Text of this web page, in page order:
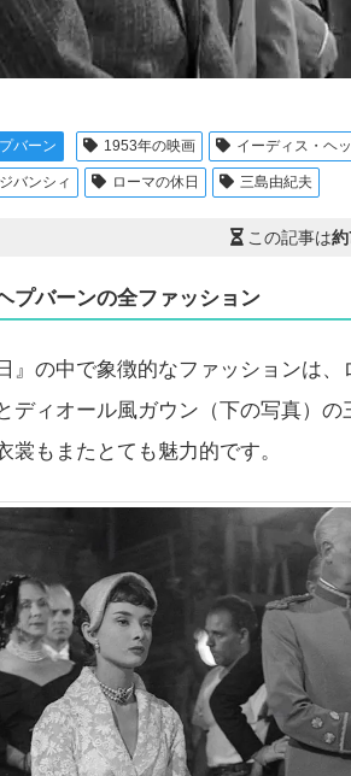
バーン 1953年の映画 イーディス・ヘ
バンシィ ローマの休日 三島由紀夫
この記事は
プバーンの全ファッション
』の中で象徴的なファッションは
ディオール風ガウン（下の写真）
裳もまたとても魅力的です。